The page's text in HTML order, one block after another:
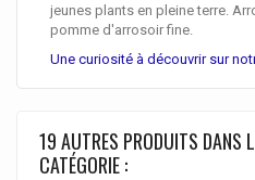
jeunes plants en pleine terre.
pomme d'arrosoir fine.
Une curiosité à découvrir sur
19 AUTRES PRODUITS DANS
CATÉGORIE :